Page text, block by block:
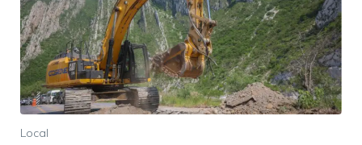
Local